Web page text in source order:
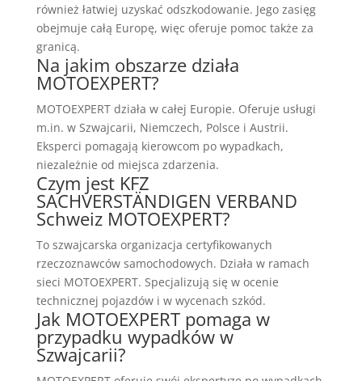
również łatwiej uzyskać odszkodowanie. Jego zasięg
obejmuje całą Europę, więc oferuje pomoc także za
granicą.
Na jakim obszarze działa
MOTOEXPERT?
MOTOEXPERT działa w całej Europie. Oferuje usługi
m.in. w Szwajcarii, Niemczech, Polsce i Austrii.
Eksperci pomagają kierowcom po wypadkach,
niezależnie od miejsca zdarzenia.
Czym jest KFZ
SACHVERSTÄNDIGEN VERBAND
Schweiz MOTOEXPERT?
To szwajcarska organizacja certyfikowanych
rzeczoznawców samochodowych. Działa w ramach
sieci MOTOEXPERT. Specjalizują się w ocenie
technicznej pojazdów i w wycenach szkód.
Jak MOTOEXPERT pomaga w
przypadku wypadków w
Szwajcarii?